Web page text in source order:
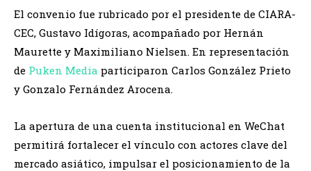
El convenio fue rubricado por el presidente de CIARA-
CEC, Gustavo Idígoras, acompañado por Hernán
Maurette y Maximiliano Nielsen. En representación
de Puken Media participaron Carlos González Prieto
y Gonzalo Fernández Arocena.
La apertura de una cuenta institucional en WeChat
permitirá fortalecer el vínculo con actores clave del
mercado asiático, impulsar el posicionamiento de la